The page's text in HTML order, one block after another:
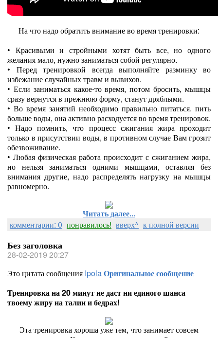
На что надо обратить внимание во время тренировки:
• Красивыми и стройными хотят быть все, но одного
желания мало, нужно заниматься собой регулярно.
•
Перед тренировкой всегда выполняйте разминку во
избежание случайных травм и вывихов.
• Если заниматься какое-то время, потом бросить, мышцы
сразу вернутся в прежнюю форму, станут дряблыми.
• Во время занятий необходимо правильно питаться. пить
больше воды, она активно расходуется во время тренировок.
• Надо помнить, что процесс сжигания жира проходит
только в присутствии воды, в противном случае Вам грозит
обезвоживание.
• Любая физическая работа происходит с сжиганием жира,
но нельзя заниматься одними мышцами, оставляя без
внимания другие, надо распределять нагрузку на мышцы
равномерно.
Читать далее...
комментарии: 0 понравилось! вверх^ к полной версии
Без заголовка
28-02-2019 20:27
Это цитата сообщения IpolaОригинальное сообщение
Тренировка на 20 минут не даст ни единого шанса
твоему жиру на талии и бедрах!
Эта тренировка хороша уже тем, что занимает совсем